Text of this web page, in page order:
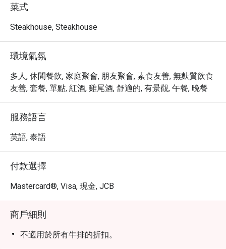
滿足您挑剔的味蕾。餐廳氛圍輕鬆舒適，是您享用早餐、
早午餐、午餐或晚餐的完美選擇。
・ 無論您是獨自旅行、與摯愛同行，或是闔家歡樂，
體驗。餐廳坐擁便利的地理位置，設有室外雅座、外帶及
外送服務，並提供兒童高腳椅與兒童菜單，讓親子用餐更
加輕鬆愉快。我們更提供免費 Wi-Fi，讓您與親友即時分
享美好食光。
Bangtao，您即可享有獨家優惠，最高可享 5 折折扣，以
超值的價格品嚐豐盛的美饌，讓您的用餐體驗更添價值。
菜式
Steakhouse, Steakhouse
環境氣氛
多人, 休閒餐飲, 家庭聚會, 朋友聚會, 素食友善, 無麩質飲食
友善, 套餐, 單點, 紅酒, 雞尾酒, 舒適的, 有景觀, 午餐, 晚餐
服務語言
英語, 泰語
付款選擇
Mastercard®, Visa, 現金, JCB
商戶細則
不適用於所有牛排的折扣。